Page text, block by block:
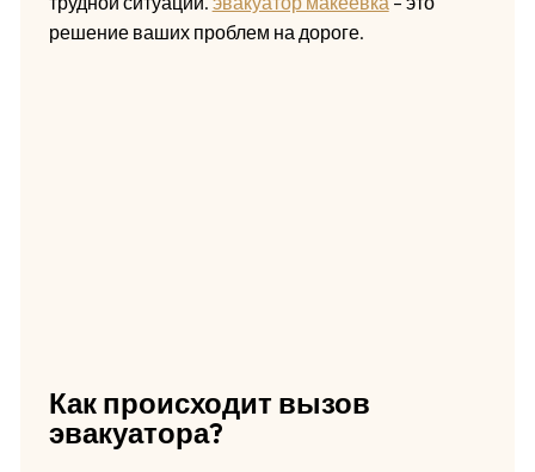
решение ваших проблем на дороге.
Как происходит вызов
эвакуатора?